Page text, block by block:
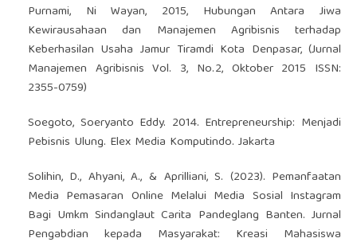
Purnami, Ni Wayan, 2015, Hubungan Antara Jiwa
Kewirausahaan dan Manajemen Agribisnis terhadap
Keberhasilan Usaha Jamur Tiramdi Kota Denpasar, (Jurnal
Manajemen Agribisnis Vol. 3, No.2, Oktober 2015 ISSN:
2355-0759)
Soegoto, Soeryanto Eddy. 2014. Entrepreneurship: Menjadi
Pebisnis Ulung. Elex Media Komputindo. Jakarta
Solihin, D., Ahyani, A., & Aprilliani, S. (2023). Pemanfaatan
Media Pemasaran Online Melalui Media Sosial Instagram
Bagi Umkm Sindanglaut Carita Pandeglang Banten. Jurnal
Pengabdian kepada Masyarakat: Kreasi Mahasiswa